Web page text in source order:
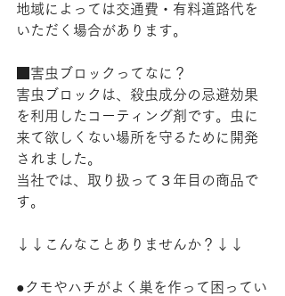
地域によっては交通費・有料道路代を
いただく場合があります。
■害虫ブロックってなに？
害虫ブロックは、殺虫成分の忌避効果
を利用したコーティング剤です。虫に
来て欲しくない場所を守るために開発
されました。
当社では、取り扱って３年目の商品で
す。
↓↓こんなことありませんか？↓↓
●クモやハチがよく巣を作って困ってい